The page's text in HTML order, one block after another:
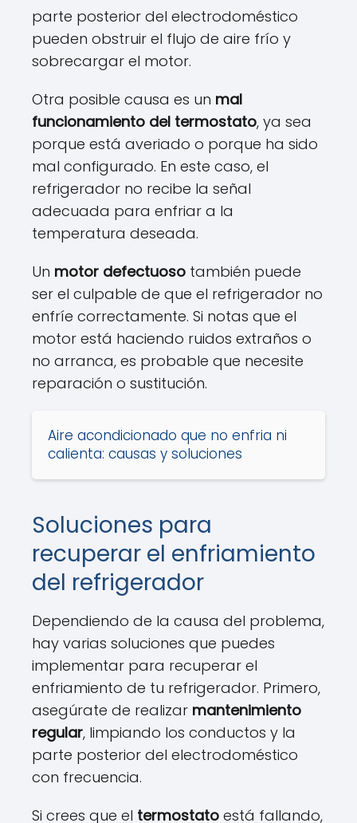
parte posterior del electrodoméstico
pueden obstruir el flujo de aire frío y
sobrecargar el motor.
Otra posible causa es un mal
funcionamiento del termostato, ya sea
porque está averiado o porque ha sido
mal configurado. En este caso, el
refrigerador no recibe la señal
adecuada para enfriar a la
temperatura deseada.
Un motor defectuoso también puede
ser el culpable de que el refrigerador no
enfríe correctamente. Si notas que el
motor está haciendo ruidos extraños o
no arranca, es probable que necesite
reparación o sustitución.
Aire acondicionado que no enfria ni
calienta: causas y soluciones
Soluciones para
recuperar el enfriamiento
del refrigerador
Dependiendo de la causa del problema,
hay varias soluciones que puedes
implementar para recuperar el
enfriamiento de tu refrigerador. Primero,
asegúrate de realizar mantenimiento
regular, limpiando los conductos y la
parte posterior del electrodoméstico
con frecuencia.
Si crees que el termostato está fallando,